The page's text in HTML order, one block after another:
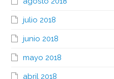
julio 2018
junio 2018
mayo 2018
abril 2018